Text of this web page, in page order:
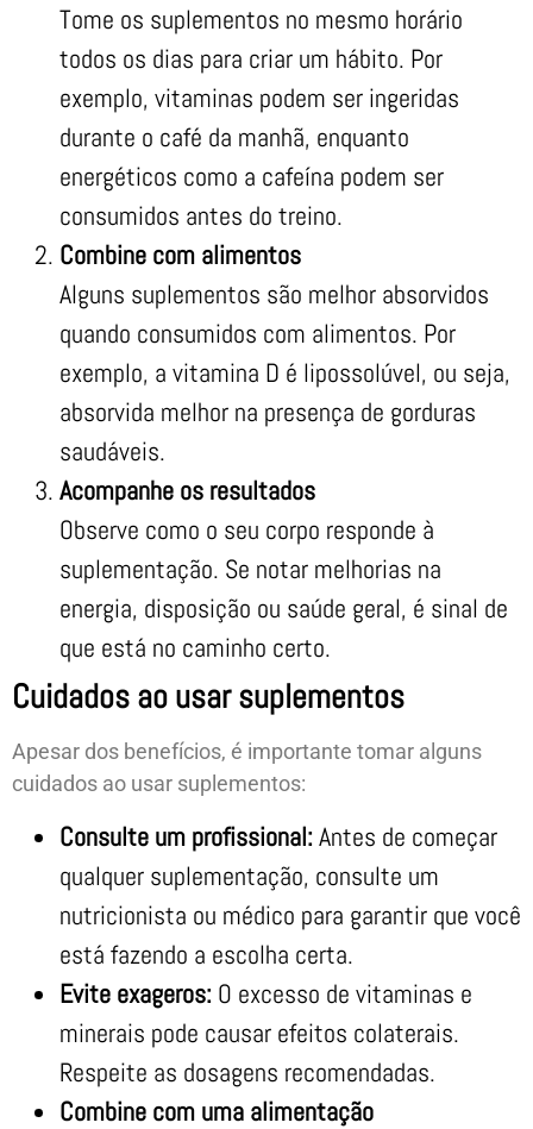
Tome os suplementos no mesmo horário
todos os dias para criar um hábito. Por
exemplo, vitaminas podem ser ingeridas
durante o café da manhã, enquanto
energéticos como a cafeína podem ser
consumidos antes do treino.
Combine com alimentos
Alguns suplementos são melhor absorvidos
quando consumidos com alimentos. Por
exemplo, a vitamina D é lipossolúvel, ou seja,
absorvida melhor na presença de gorduras
saudáveis.
Acompanhe os resultados
Observe como o seu corpo responde à
suplementação. Se notar melhorias na
energia, disposição ou saúde geral, é sinal de
que está no caminho certo.
Cuidados ao usar suplementos
Apesar dos benefícios, é importante tomar alguns
cuidados ao usar suplementos:
Consulte um profissional:Antes de começar
qualquer suplementação, consulte um
nutricionista ou médico para garantir que você
está fazendo a escolha certa.
Evite exageros: O excesso de vitaminas e
minerais pode causar efeitos colaterais.
Respeite as dosagens recomendadas.
Combine com uma alimentação